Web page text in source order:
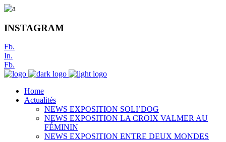
INSTAGRAM
Fb.
In.
Fb.
Home
Actualités
NEWS EXPOSITION SOLI’DOG
NEWS EXPOSITION LA CROIX VALMER AU
FÉMININ
NEWS EXPOSITION ENTRE DEUX MONDES